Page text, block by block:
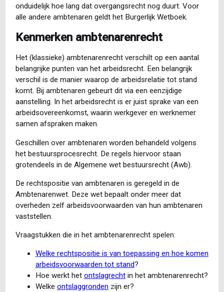
onduidelijk hoe lang dat overgangsrecht nog duurt. Voor
alle andere ambtenaren geldt het Burgerlijk Wetboek.
Kenmerken ambtenarenrecht
Het (klassieke) ambtenarenrecht verschilt op een aantal
belangrijke punten van het arbeidsrecht. Een belangrijk
verschil is de manier waarop de arbeidsrelatie tot stand
komt. Bij ambtenaren gebeurt dit via een eenzijdige
aanstelling. In het arbeidsrecht is er juist sprake van een
arbeidsovereenkomst, waarin werkgever en werknemer
samen afspraken maken.
Geschillen over ambtenaren worden behandeld volgens
het bestuursprocesrecht. De regels hiervoor staan
grotendeels in de Algemene wet bestuursrecht (Awb).
De rechtspositie van ambtenaren is geregeld in de
Ambtenarenwet. Deze wet bepaalt onder meer dat
overheden zelf arbeidsvoorwaarden van hun ambtenaren
vaststellen.
Vraagstukken die in het ambtenarenrecht spelen:
Welke rechtspositie is van toepassing en hoe komen
arbeidsvoorwaarden tot stand?
Hoe werkt het ontslagrechtin het ambtenarenrecht?
Welke ontslaggrondenzijn er?